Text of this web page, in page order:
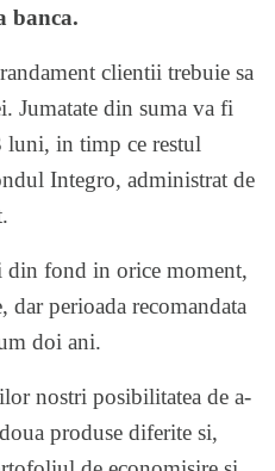
banca.
clientii trebuie sa
Jumatate din suma va fi
luni, in timp ce restul
Integro, administrat de
fond in orice moment,
dar perioada recomandata
doi ani.
nostri posibilitatea de a-
produse diferite si,